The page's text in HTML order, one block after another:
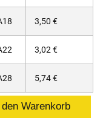
3,50 €
3,02 €
5,74 €